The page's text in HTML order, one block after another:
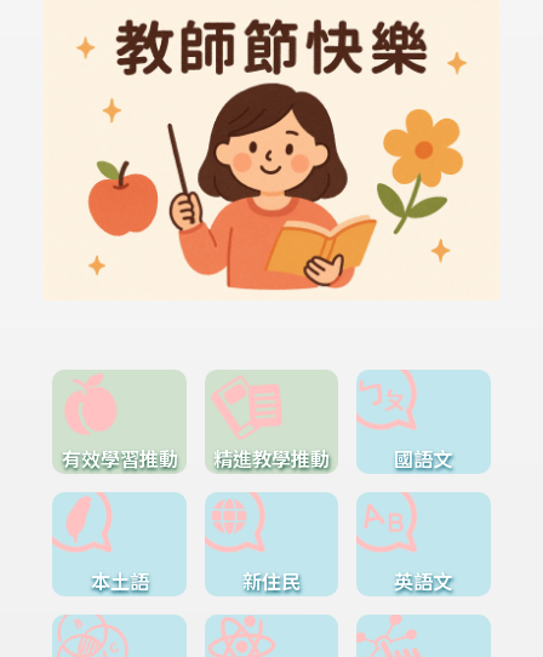
有效學習推動 精進教學推動 國語文
本土語 新住民 英語文